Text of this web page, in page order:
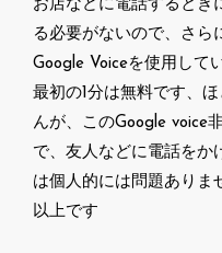
お店などに電話するとき
る必要がないので、さら
Google Voiceを使用して
最初の1分は無料です、
んが、このGoogle voice
で、友人などに電話をか
は個人的には問題ありま
以上です